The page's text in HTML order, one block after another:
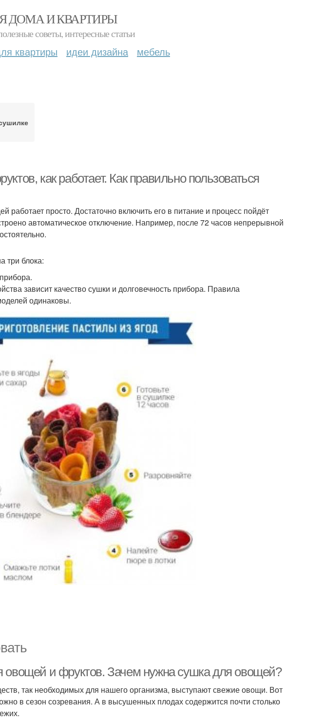
ДОМА И КВАРТИРЫ
советы, интересные статьи
квартиры идеи дизайна мебель
как работает. Как правильно пользоваться
работает просто. Достаточно включить его в питание и процесс пойдёт
автоматическое отключение. Например, после 72 часов непрерывной
три блока:
зависит качество сушки и долговечность прибора. Правила
одинаковы.
овощей и фруктов. Зачем нужна сушка для овощей?
так необходимых для нашего организма, выступают свежие овощи. Вот
в сезон созревания. А в высушенных плодах содержится почти столько